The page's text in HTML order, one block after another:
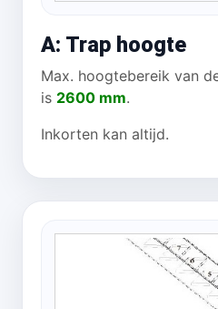
A: Trap hoogte
Max. hoogtebereik van
is 2600 mm.
Inkorten kan altijd.